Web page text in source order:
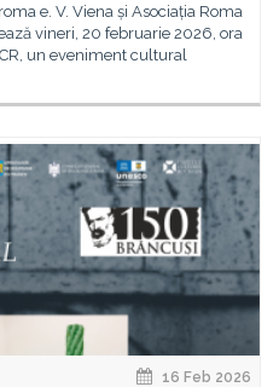
e. V. Viena și Asociația Roma
vineri, 20 februarie 2026, ora
un eveniment cultural
16 Feb 2026